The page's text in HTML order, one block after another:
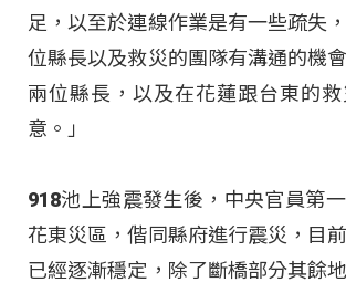
足，以至於連線作業是有一些疏失
位縣長以及救災的團隊有溝通的機
兩位縣長，以及在花蓮跟台東的
意。」
918池上強震發生後，中央官員第
花東災區，偕同縣府進行震災，目
已經逐漸穩定，除了斷橋部分其餘